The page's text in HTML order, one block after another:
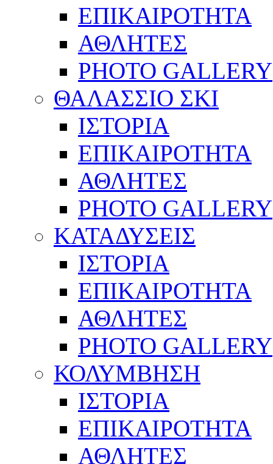
ΕΠΙΚΑΙΡΟΤΗΤΑ
ΑΘΛΗΤΕΣ
PHOTO GALLERY
ΘΑΛΑΣΣΙΟ ΣΚΙ
ΙΣΤΟΡΙΑ
ΕΠΙΚΑΙΡΟΤΗΤΑ
ΑΘΛΗΤΕΣ
PHOTO GALLERY
ΚΑΤΑΔΥΣΕΙΣ
ΙΣΤΟΡΙΑ
ΕΠΙΚΑΙΡΟΤΗΤΑ
ΑΘΛΗΤΕΣ
PHOTO GALLERY
ΚΟΛΥΜΒΗΣΗ
ΙΣΤΟΡΙΑ
ΕΠΙΚΑΙΡΟΤΗΤΑ
ΑΘΛΗΤΕΣ